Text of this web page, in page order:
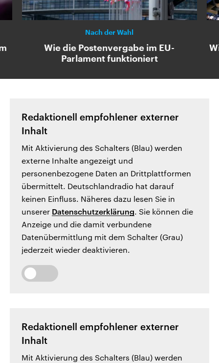
Nach der Wahl
Wie die Postenvergabe im EU-
Parlament funktioniert
Redaktionell empfohlener externer
Inhalt
Mit Aktivierung des Schalters (Blau) werden
externe Inhalte angezeigt und
personenbezogene Daten an Drittplattformen
übermittelt. Deutschlandradio hat darauf
keinen Einfluss. Näheres dazu lesen Sie in
unserer Datenschutzerklärung. Sie können die
Anzeige und die damit verbundene
Datenübermittlung mit dem Schalter (Grau)
jederzeit wieder deaktivieren.
Redaktionell empfohlener externer
Inhalt
Mit Aktivierung des Schalters (Blau) werden